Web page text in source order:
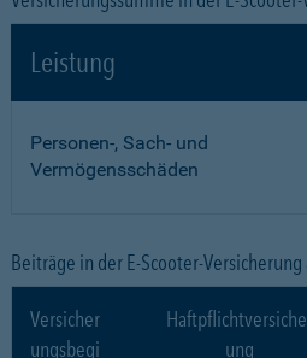
Leistung
Personen-, Sach- und
Vermögensschäden
Beiträge in der E-Scooter-
Versicher
ungsbegi
ung